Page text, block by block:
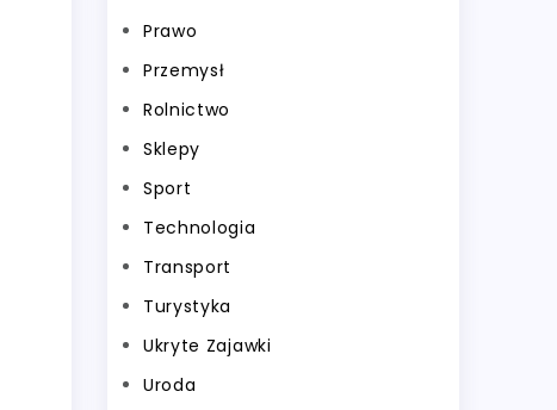
Prawo
Przemysł
Rolnictwo
Sklepy
Sport
Technologia
Transport
Turystyka
Ukryte Zajawki
Uroda